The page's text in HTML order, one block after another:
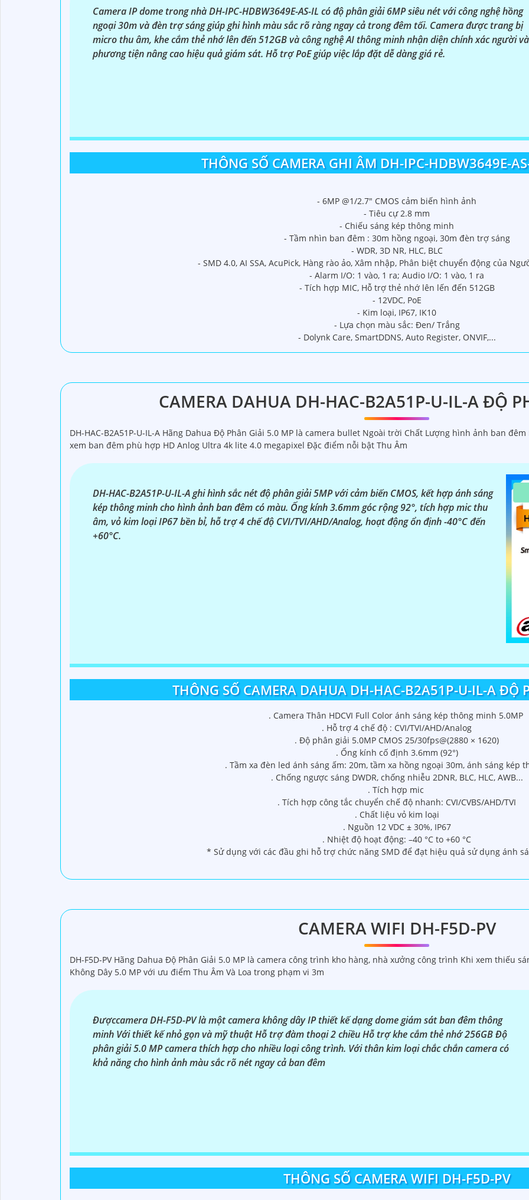
Camera IP dome trong nhà DH-IPC-HDBW3649E-AS-IL có độ phân giải 6MP siêu nét với công nghệ hồng
ngoại 30m và đèn trợ sáng giúp ghi hình màu sắc rõ ràng ngay cả trong đêm tối. Camera được trang bị
micro thu âm, khe cắm thẻ nhớ lên đến 512GB và công nghệ AI thông minh nhận diện chính xác người và
phương tiện nâng cao hiệu quả giám sát. Hỗ trợ PoE giúp việc lắp đặt dễ dàng giá rẻ.
THÔNG SỐ CAMERA GHI ÂM DH-IPC-HDBW3649E-
- 6MP @1/2.7" CMOS cảm biến hình ảnh
- Tiêu cự 2.8 mm
- Chiếu sáng kép thông minh
- Tầm nhìn ban đêm : 30m hồng ngoại, 30m đèn trợ sáng
- WDR, 3D NR, HLC, BLC
- SMD 4.0, AI SSA, AcuPick, Hàng rào ảo, Xâm nhập, Phân biệt chuyển động của
- Alarm I/O: 1 vào, 1 ra; Audio I/O: 1 vào, 1 ra
- Tích hợp MIC, Hỗ trợ thẻ nhớ lên lến đến 512GB
- 12VDC, PoE
- Kim loại, IP67, IK10
- Lựa chọn màu sắc: Đen/ Trắng
- Dolynk Care, SmartDDNS, Auto Register, ONVIF,...
CAMERA DAHUA DH-HAC-B2A51P-U-IL-A ĐỘ
DH-HAC-B2A51P-U-IL-A Hãng Dahua Độ Phân Giải 5.0 MP là camera bullet Ngoài trời Chất Lượng hình ảnh ban
xem ban đêm phù hợp HD Anlog Ultra 4k lite 4.0 megapixel Đặc điểm nỗi bật Thu Âm
DH-HAC-B2A51P-U-IL-A ghi hình sắc nét độ phân giải 5MP với cảm biến CMOS, kết hợp ánh sáng
kép thông minh cho hình ảnh ban đêm có màu. Ống kính 3.6mm góc rộng 92°, tích hợp mic thu
âm, vỏ kim loại IP67 bền bỉ, hỗ trợ 4 chế độ CVI/TVI/AHD/Analog, hoạt động ổn định -40°C đến
+60°C.
THÔNG SỐ CAMERA DAHUA DH-HAC-B2A51P-U-IL-A ĐỘ
. Camera Thân HDCVI Full Color ánh sáng kép thông minh 5.0MP
. Hỗ trợ 4 chế độ : CVI/TVI/AHD/Analog
. Độ phân giải 5.0MP CMOS 25/30fps@(2880 × 1620)
. Ống kính cố định 3.6mm (92°)
. Tầm xa đèn led ánh sáng ấm: 20m, tầm xa hồng ngoại 30m, ánh sáng kép
. Chống ngược sáng DWDR, chống nhiễu 2DNR, BLC, HLC, AWB...
. Tích hợp mic
. Tích hợp công tắc chuyển chế độ nhanh: CVI/CVBS/AHD/TVI
. Chất liệu vỏ kim loại
. Nguồn 12 VDC ± 30%, IP67
. Nhiệt độ hoạt động: –40 °C to +60 °C
* Sử dụng với các đầu ghi hỗ trợ chức năng SMD để đạt hiệu quả sử dụng ánh
CAMERA WIFI DH-F5D-PV
DH-F5D-PV Hãng Dahua Độ Phân Giải 5.0 MP là camera công trình kho hàng, nhà xưởng công trình Khi xem thiếu
Không Dây 5.0 MP với ưu điểm Thu Âm Và Loa trong phạm vi 3m
Đượccamera DH-F5D-PV là một camera không dây IP thiết kế dạng dome giám sát ban đêm thông
minh Với thiết kế nhỏ gọn và mỹ thuật Hỗ trợ đàm thoại 2 chiều Hỗ trợ khe cắm thẻ nhớ 256GB Độ
phân giải 5.0 MP camera thích hợp cho nhiều loại công trình. Với thân kim loại chắc chắn camera có
khả năng cho hình ảnh màu sắc rõ nét ngay cả ban đêm
THÔNG SỐ CAMERA WIFI DH-F5D-PV